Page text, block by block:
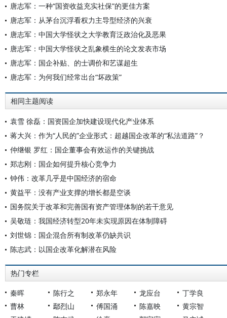
唐志军：一种“国资收益充实社保”的更佳方案
唐志军：从茅台沉浮看权力主导型经济的兴衰
唐志军：中国大学怪状之大学教育泛政治化及恶果
唐志军：中国大学怪状之乱象横生的论文发表市场
唐志军：国企补贴、的士调价和艺谋超生
唐志军：为何我们经常出台“坏政策”
相同主题阅读
袁雪 徐磊：国资国企加快建设现代化产业体系
蒋大兴：作为“人民的”企业形式：超越国企改革的“私法道路”？
仲继银 罗红：国企董事会有效运作的关键挑战
郑志刚：国企如何提升核心竞争力
钟伟：改革几乎是中国经济的宿命
黄益平：没有产业支撑的增长都是空谈
国务院关于改革和完善国有资产管理体制的若干意见
吴敬琏：我国经济转型20年未实现原因在体制障碍
刘世锦：国企混合所有制改革仍缺共识
陈志武：以国企改革化解潜在风险
热门专栏
秦晖 陈行之 郑永年 龙应台
丁学良
曹林
鄢烈山 傅国涌 陈嘉映
黄宗智